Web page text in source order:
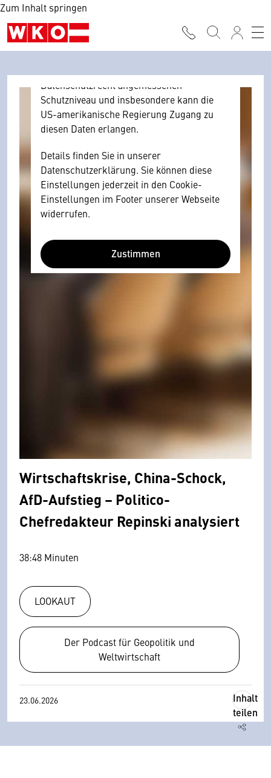
Zum Inhalt springen
Browser personenbezogene technische
Daten zu Geräten und Nutzerverhalten
mitunter mit US-amerikanischen Anbietern
Datenschutzrecht angemessenen
Schutzniveau und insbesondere kann die
US-amerikanische Regierung Zugang zu
diesen Daten erlangen.
Details finden Sie in unserer
Datenschutzerklärung. Sie können diese
Einstellungen jederzeit in den Cookie-
Einstellungen im Footer unserer Webseite
widerrufen.
Zustimmen
Wirtschaftskrise, China-Schock,
AfD-Aufstieg – Politico-
Chefredakteur Repinski analysiert
38:48 Minuten
LOOKAUT
Der Podcast für Geopolitik und
Weltwirtschaft
23.06.2026
Inhalt
teilen